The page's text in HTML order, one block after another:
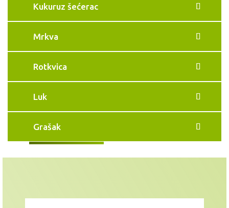
Kukuruz šećerac
Mrkva
Rotkvica
Luk
Grašak